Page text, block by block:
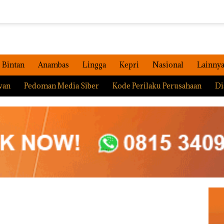
Bintan Anambas Lingga Kepri Nasional Lainnya
Pedoman Media Siber Kode Perilaku Perusahaan